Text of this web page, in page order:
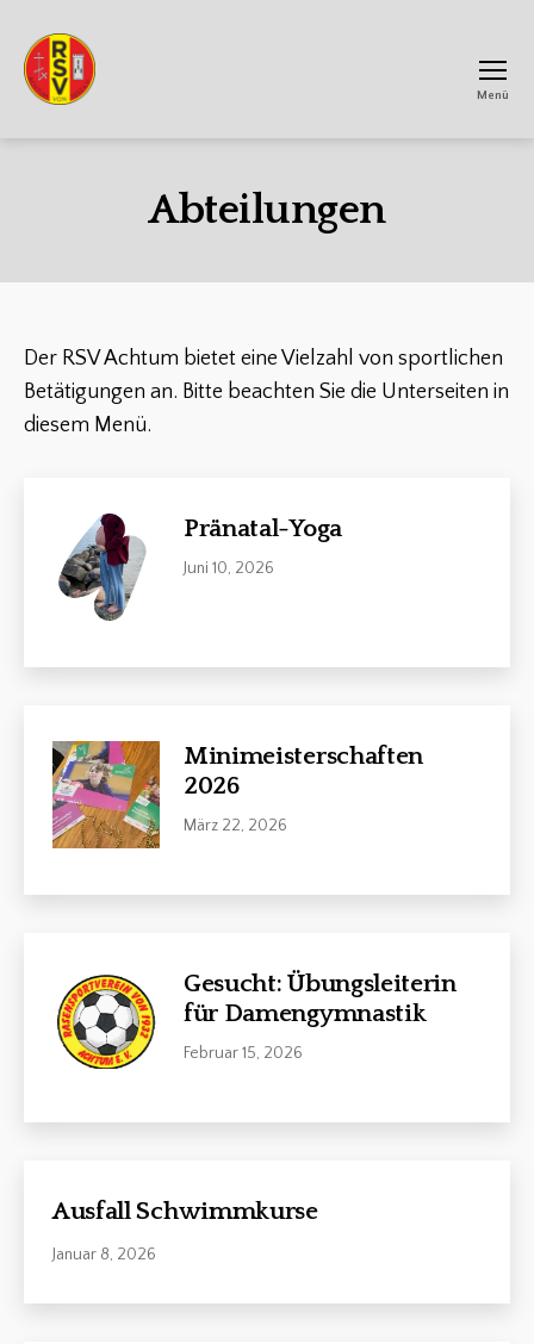
Menü
Abteilungen
Der RSV Achtum bietet eine Vielzahl von sportlichen
Betätigungen an. Bitte beachten Sie die Unterseiten in
diesem Menü.
Pränatal-Yoga
Juni 10, 2026
Minimeisterschaften
2026
März 22, 2026
Gesucht: Übungsleiterin
für Damengymnastik
Februar 15, 2026
Ausfall Schwimmkurse
Januar 8, 2026